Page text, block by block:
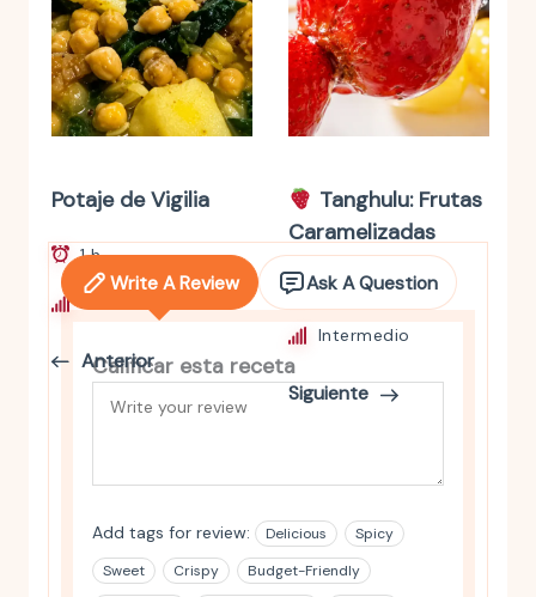
Potaje de Vigilia
1 h
Anterior
Tanghulu: Frutas
Caramelizadas
30 mins
Intermedio
Siguiente
Write A Review Ask A Question
Calificar esta receta
Add tags for review: Delicious
Spicy
Sweet
Crispy
Budget-Friendly